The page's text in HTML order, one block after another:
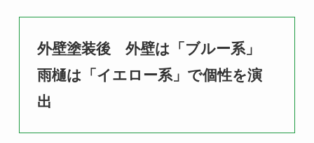
外壁塗装後 外壁は「ブルー系」
雨樋は「イエロー系」で個性を演
出